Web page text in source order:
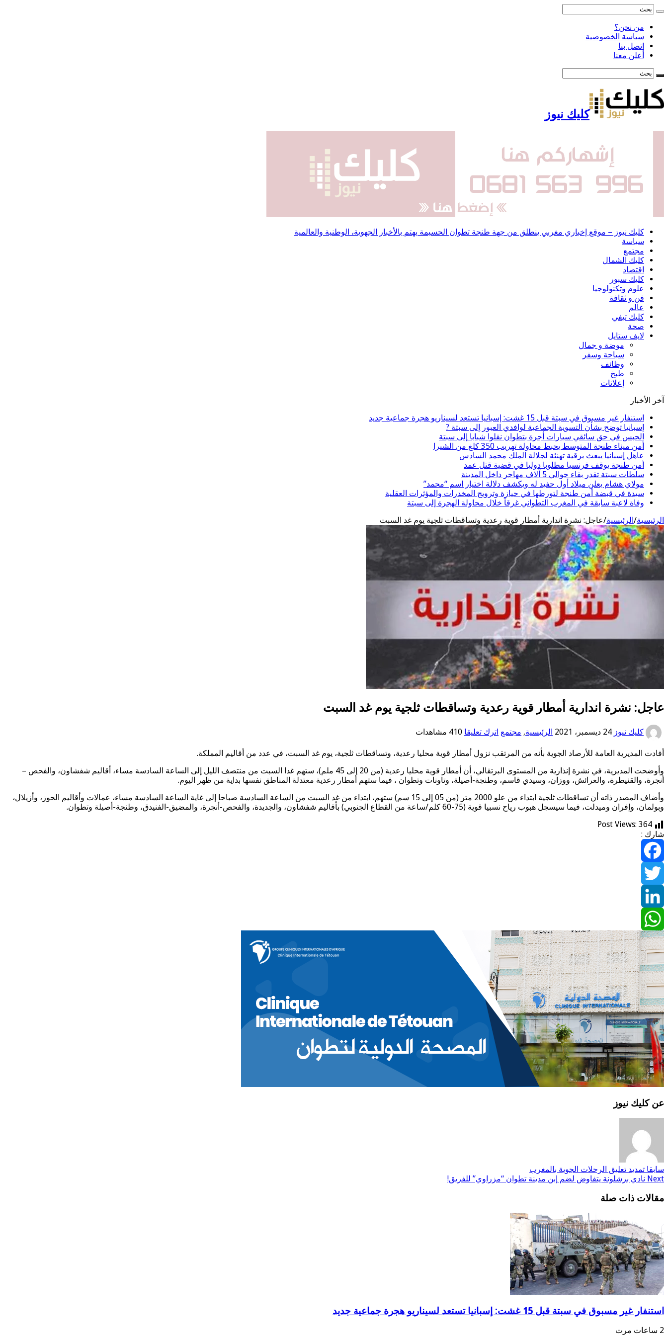
من نحن؟
سياسة الخصوصية
اتصل بنا
أعلن معنا
كليك نيوز
كليك نيوز – موقع إخباري مغربي ينطلق من جهة طنجة تطوان الحسيمة يهتم بالأخبار الجهوية، الوطنية والعالمية
سياسة
مجتمع
كليك الشمال
اقتصاد
كليك سبور
علوم وتكنولوجيا
فن و ثقافة
عالم
كليك تيفي
صحة
لايف ستايل
موضة و جمال
سياحة وسفر
وظائف
طبخ
إعلانات
آخر الأخبار
استنفار غير مسبوق في سبتة قبل 15 غشت: إسبانيا تستعد لسيناريو هجرة جماعية جديد
إسبانيا توضح بشأن التسوية الجماعية لوافدي العبور إلى سبتة ?
الحبس في حق سائقي سيارات أجرة بتطوان نقلوا شبابا إلى سبتة
أمن ميناء طنجة المتوسط يحبط محاولة تهريب 350 كلغ من الشيرا
عاهل إسبانيا يبعث برقية تهنئة لجلالة الملك محمد السادس
أمن طنجة يوقف فرنسيا مطلوبا دوليا في قضية قتل عمد
سلطات سبتة تقدر بقاء حوالي 5 آلاف مهاجر داخل المدينة
مولاي هشام يعلن ميلاد أول حفيد له ويكشف دلالة اختيار اسم “محمد”
سيدة في قبضة أمن طنجة لتورطها في حيازة وترويج المخدرات والمؤثرات العقلية
وفاة لاعبة سابقة في المغرب التطواني غرقاً خلال محاولة الهجرة إلى سبتة
الرئيسية/الرئيسية/عاجل: نشرة اندارية أمطار قوية رعدية وتساقطات ثلجية يوم غد السبت
عاجل: نشرة اندارية أمطار قوية رعدية وتساقطات ثلجية يوم غد السبت
كليك نيوز 24 ديسمبر، 2021 الرئيسية, مجتمع اترك تعليقا 410 مشاهدات
أفادت المديرية العامة للأرصاد الجوية بأنه من المرتقب نزول أمطار قوية محليا رعدية، وتساقطات ثلجية، يوم غد السبت، في عدد من أقاليم المملكة.
وأوضحت المديرية، في نشرة إنذارية من المستوى البرتقالي، أن أمطار قوية محليا رعدية (من 20 إلى 45 ملم)، ستهم غدا السبت من منتصف الليل إلى الساعة السادسة مساء، أقاليم شفشاون، والفحص –
أنجرة، والقنيطرة، والعرائش، ووزان، وسيدي قاسم، وطنجة-أصيلة، وتاونات وتطوان ، فيما ستهم أمطار رعدية معتدلة المناطق نفسها بداية من ظهر اليوم.
وأضاف المصدر ذاته أن تساقطات ثلجية ابتداء من علو 2000 متر (من 05 إلى 15 سم) ستهم، ابتداء من غد السبت من الساعة السادسة صباحا إلى غاية الساعة السادسة مساء، عمالات وأقاليم الحوز، وأزيلال،
وبولمان، وإفران وميدلت، فيما سيسجل هبوب رياح نسبيا قوية (75-60 كلم/ساعة من القطاع الجنوبي) بأقاليم شفشاون، والجديدة، والفحص-أنجرة، والمضيق-الفنيدق، وطنجة-أصيلة وتطوان.
Post Views: 364
شارك :
Facebook
Twitter
LinkedIn
WhatsApp
عن كليك نيوز
سابقا تمديد تعليق الرحلات الجوية بالمغرب
Next نادي برشلونة يتفاوض لضم إبن مدينة تطوان “مزراوي” للفريق!
مقالات ذات صلة
استنفار غير مسبوق في سبتة قبل 15 غشت: إسبانيا تستعد لسيناريو هجرة جماعية جديد
2 ساعات مرت